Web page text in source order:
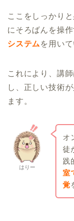
ここをしっかり
にそろばんを操作
システム を用いて
これにより、講
し、正しい技術
ます。
はりー
オ
徒
践
室
覚